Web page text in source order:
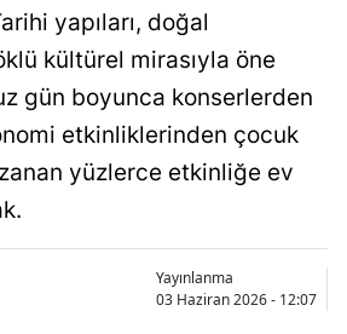
yapıları, doğal
kültürel mirasıyla öne
gün boyunca konserlerden
etkinliklerinden çocuk
yüzlerce etkinliğe ev
Yayınlanma
03 Haziran 2026 - 12:07